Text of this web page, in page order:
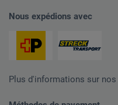
Nous expédions avec
Plus d'informations sur nos